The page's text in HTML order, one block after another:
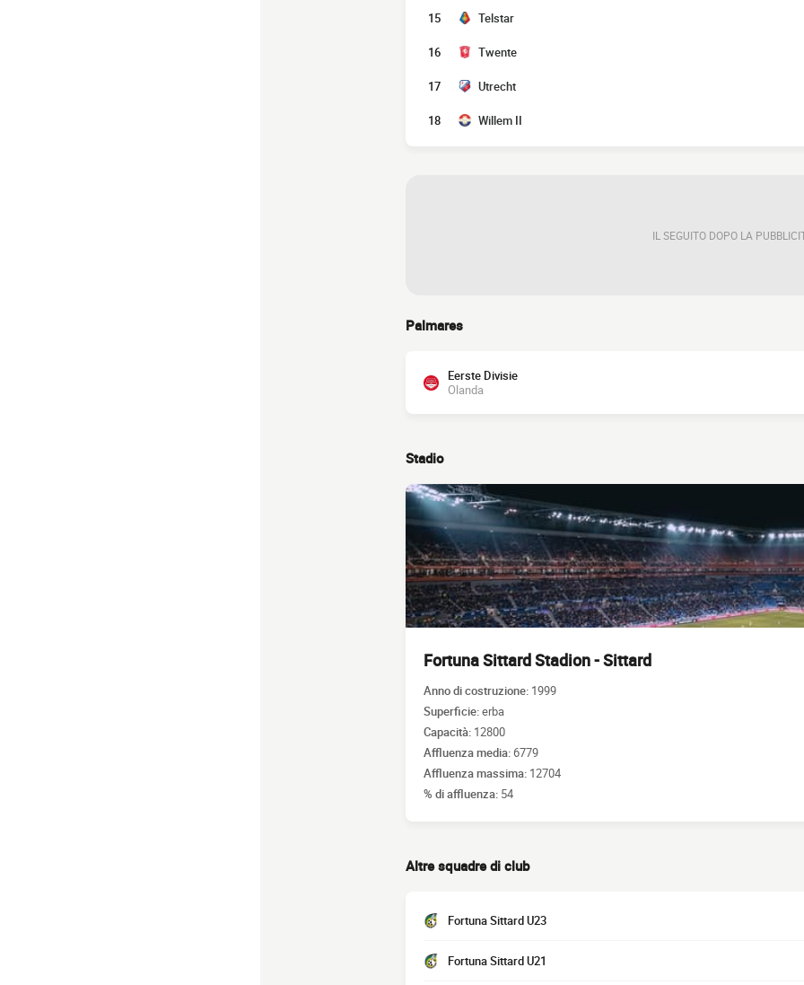
15 Telstar
16 Twente
17 Utrecht
18 Willem II
IL SEGUITO DOPO LA
Palmares
Eerste Divisie
Olanda
Stadio
Fortuna Sittard Stadion - Sittard
Anno di costruzione: 1999
Superficie:erba
Capacità: 12800
Affluenza media:6779
Affluenza massima: 12704
% di affluenza: 54
Altre squadre di club
Fortuna Sittard U23
Fortuna Sittard U21